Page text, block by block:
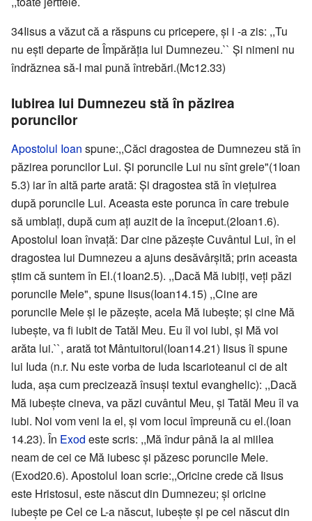
34Iisus a văzut că a răspuns cu pricepere, şi i -a zis: ,,Tu
nu eşti departe de Împărăţia lui Dumnezeu.`` Şi nimeni nu
îndrăznea să-I mai pună întrebări.(Mc12.33)
Iubirea lui Dumnezeu stă în păzirea
poruncilor
Apostolul Ioan spune:,,Căci dragostea de Dumnezeu stă în
păzirea poruncilor Lui. Şi poruncile Lui nu sînt grele"(1Ioan
5.3) iar în altă parte arată: Şi dragostea stă în vieţuirea
după poruncile Lui. Aceasta este porunca în care trebuie
să umblaţi, după cum aţi auzit de la început.(2Ioan1.6).
Apostolul Ioan învaţă: Dar cine păzeşte Cuvântul Lui, în el
dragostea lui Dumnezeu a ajuns desăvârşită; prin aceasta
ştim că suntem în El.(1Ioan2.5). ,,Dacă Mă iubiţi, veţi păzi
poruncile Mele", spune Iisus(Ioan14.15) ,,Cine are
poruncile Mele şi le păzeşte, acela Mă iubeşte; şi cine Mă
iubeşte, va fi iubit de Tatăl Meu. Eu îl voi iubi, şi Mă voi
arăta lui.``, arată tot Mântuitorul(Ioan14.21) Iisus îi spune
lui Iuda (n.r. Nu este vorba de Iuda Iscarioteanul ci de alt
Iuda, aşa cum precizează însuşi textul evanghelic): ,,Dacă
Mă iubeşte cineva, va păzi cuvântul Meu, şi Tatăl Meu îl va
iubi. Noi vom veni la el, şi vom locui împreună cu el.(Ioan
14.23). În Exod este scris: ,,Mă îndur până la al miilea
neam de cei ce Mă iubesc şi păzesc poruncile Mele.
(Exod20.6). Apostolul Ioan scrie:,,Oricine crede că Iisus
este Hristosul, este născut din Dumnezeu; şi oricine
iubeşte pe Cel ce L-a născut, iubeşte şi pe cel născut din